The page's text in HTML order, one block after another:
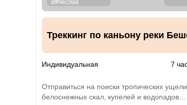
Треккинг по каньону реки
Индивидуальная 7
Отправиться на поиски тропических
белоснежных скал, купелей и водопадов